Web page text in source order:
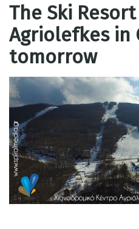
The Ski
Agriolefkes in
tomorrow